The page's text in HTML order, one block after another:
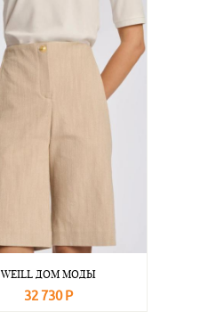
WEILL ДОМ МОДЫ
32 730 Р